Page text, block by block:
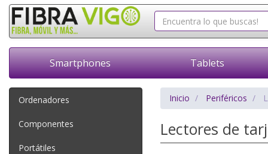
Smartphones Tablets
Ordenadores
Componentes
Portátiles
Inicio Periféricos
Lectores de